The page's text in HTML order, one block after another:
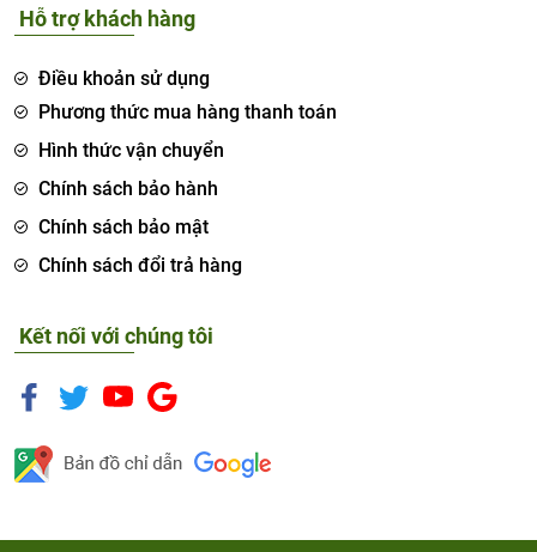
Hỗ trợ khách hàng
Điều khoản sử dụng
Phương thức mua hàng thanh toán
Hình thức vận chuyển
Chính sách bảo hành
Chính sách bảo mật
Chính sách đổi trả hàng
Kết nối với chúng tôi